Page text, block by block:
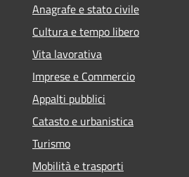
Anagrafe e stato civile
Cultura e tempo libero
Vita lavorativa
Imprese e Commercio
Appalti pubblici
Catasto e urbanistica
Turismo
Mobilità e trasporti